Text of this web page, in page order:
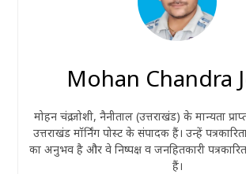
Mohan Chandra
मोहन चंद्र जोशी, नैनीताल (उत्तराखंड) के मान्यता
उत्तराखंड मॉर्निंग पोस्ट के संपादक हैं। उन्हें
का अनुभव है और वे निष्पक्ष व जनहितकारी
हैं।